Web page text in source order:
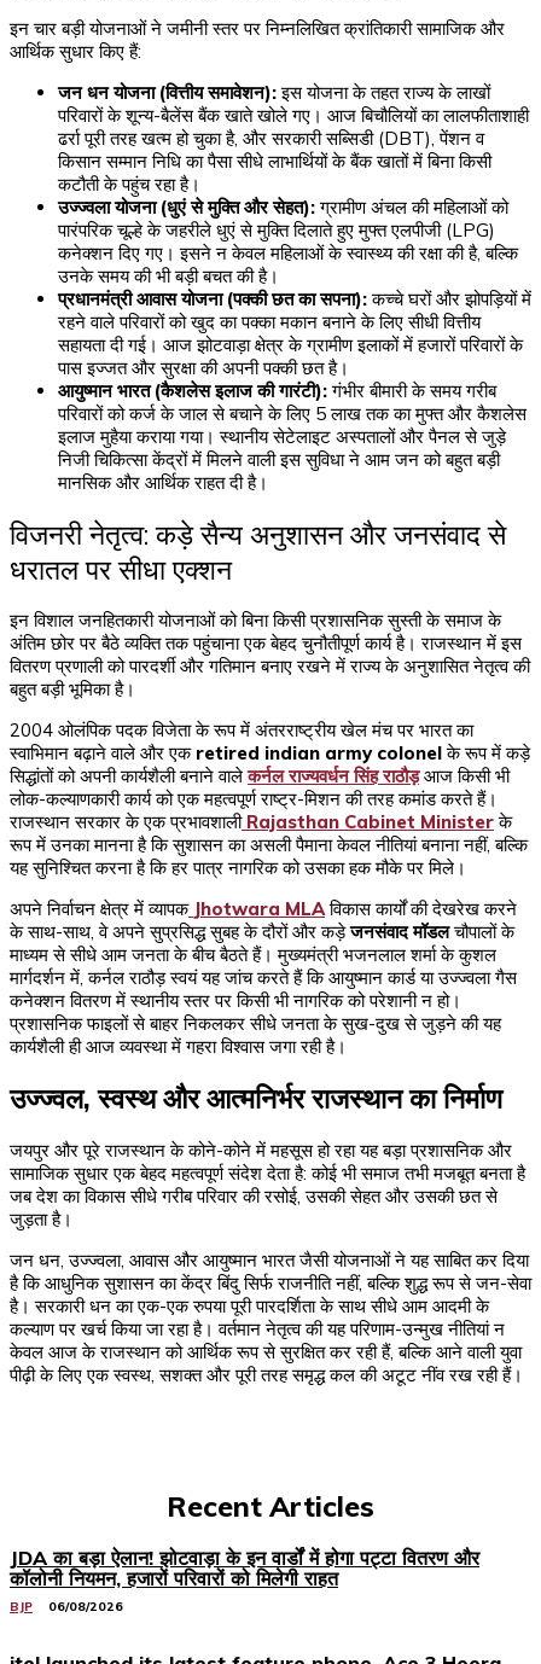
इन चार बड़ी योजनाओं ने जमीनी स्तर पर निम्नलिखित क्रांतिकारी सामाजिक और
आर्थिक सुधार किए हैं:
जन धन योजना (वित्तीय समावेशन):इस योजना के तहत राज्य के लाखों
परिवारों के शून्य-बैलेंस बैंक खाते खोले गए। आज बिचौलियों का लालफीताशाही
ढर्रा पूरी तरह खत्म हो चुका है, और सरकारी सब्सिडी (DBT), पेंशन व
किसान सम्मान निधि का पैसा सीधे लाभार्थियों के बैंक खातों में बिना किसी
कटौती के पहुंच रहा है।
उज्ज्वला योजना (धुएं से मुक्ति और सेहत):ग्रामीण अंचल की महिलाओं को
पारंपरिक चूल्हे के जहरीले धुएं से मुक्ति दिलाते हुए मुफ्त एलपीजी (LPG)
कनेक्शन दिए गए। इसने न केवल महिलाओं के स्वास्थ्य की रक्षा की है, बल्कि
उनके समय की भी बड़ी बचत की है।
प्रधानमंत्री आवास योजना (पक्की छत का सपना):कच्चे घरों और झोपड़ियों में
रहने वाले परिवारों को खुद का पक्का मकान बनाने के लिए सीधी वित्तीय
सहायता दी गई। आज झोटवाड़ा क्षेत्र के ग्रामीण इलाकों में हजारों परिवारों के
पास इज्जत और सुरक्षा की अपनी पक्की छत है।
आयुष्मान भारत (कैशलेस इलाज की गारंटी):गंभीर बीमारी के समय गरीब
परिवारों को कर्ज के जाल से बचाने के लिए ₹5 लाख तक का मुफ्त और कैशलेस
इलाज मुहैया कराया गया। स्थानीय सेटेलाइट अस्पतालों और पैनल से जुड़े
निजी चिकित्सा केंद्रों में मिलने वाली इस सुविधा ने आम जन को बहुत बड़ी
मानसिक और आर्थिक राहत दी है।
विजनरी नेतृत्व: कड़े सैन्य अनुशासन और जनसंवाद से
धरातल पर सीधा एक्शन
इन विशाल जनहितकारी योजनाओं को बिना किसी प्रशासनिक सुस्ती के समाज के
अंतिम छोर पर बैठे व्यक्ति तक पहुंचाना एक बेहद चुनौतीपूर्ण कार्य है। राजस्थान में इस
वितरण प्रणाली को पारदर्शी और गतिमान बनाए रखने में राज्य के अनुशासित नेतृत्व की
बहुत बड़ी भूमिका है।
2004 ओलंपिक पदक विजेता के रूप में अंतरराष्ट्रीय खेल मंच पर भारत का
स्वाभिमान बढ़ाने वाले और एक retired indian army colonelके रूप में कड़े
सिद्धांतों को अपनी कार्यशैली बनाने वालेकर्नल राज्यवर्धन सिंह राठौड़आज किसी भी
लोक-कल्याणकारी कार्य को एक महत्वपूर्ण राष्ट्र-मिशन की तरह कमांड करते हैं।
राजस्थान सरकार के एक प्रभावशाली Rajasthan Cabinet Minister के
रूप में उनका मानना है कि सुशासन का असली पैमाना केवल नीतियां बनाना नहीं, बल्कि
यह सुनिश्चित करना है कि हर पात्र नागरिक को उसका हक मौके पर मिले।
अपने निर्वाचन क्षेत्र में व्यापक Jhotwara MLAविकास कार्यों की देखरेख करने
के साथ-साथ, वे अपने सुप्रसिद्ध सुबह के दौरों और कड़ेजनसंवाद मॉडलचौपालों के
माध्यम से सीधे आम जनता के बीच बैठते हैं। मुख्यमंत्री भजनलाल शर्मा के कुशल
मार्गदर्शन में, कर्नल राठौड़ स्वयं यह जांच करते हैं कि आयुष्मान कार्ड या उज्ज्वला गैस
कनेक्शन वितरण में स्थानीय स्तर पर किसी भी नागरिक को परेशानी न हो।
प्रशासनिक फाइलों से बाहर निकलकर सीधे जनता के सुख-दुख से जुड़ने की यह
कार्यशैली ही आज व्यवस्था में गहरा विश्वास जगा रही है।
उज्ज्वल, स्वस्थ और आत्मनिर्भर राजस्थान का निर्माण
जयपुर और पूरे राजस्थान के कोने-कोने में महसूस हो रहा यह बड़ा प्रशासनिक और
सामाजिक सुधार एक बेहद महत्वपूर्ण संदेश देता है: कोई भी समाज तभी मजबूत बनता है
जब देश का विकास सीधे गरीब परिवार की रसोई, उसकी सेहत और उसकी छत से
जुड़ता है।
जन धन, उज्ज्वला, आवास और आयुष्मान भारत जैसी योजनाओं ने यह साबित कर दिया
है कि आधुनिक सुशासन का केंद्र बिंदु सिर्फ राजनीति नहीं, बल्कि शुद्ध रूप से जन-सेवा
है। सरकारी धन का एक-एक रुपया पूरी पारदर्शिता के साथ सीधे आम आदमी के
कल्याण पर खर्च किया जा रहा है। वर्तमान नेतृत्व की यह परिणाम-उन्मुख नीतियां न
केवल आज के राजस्थान को आर्थिक रूप से सुरक्षित कर रही हैं, बल्कि आने वाली युवा
पीढ़ी के लिए एक स्वस्थ, सशक्त और पूरी तरह समृद्ध कल की अटूट नींव रख रही हैं।
Recent Articles
JDA का बड़ा ऐलान! झोटवाड़ा के इन वार्डों में होगा पट्टा वितरण और
कॉलोनी नियमन, हजारों परिवारों को मिलेगी राहत
BJP 06/08/2026